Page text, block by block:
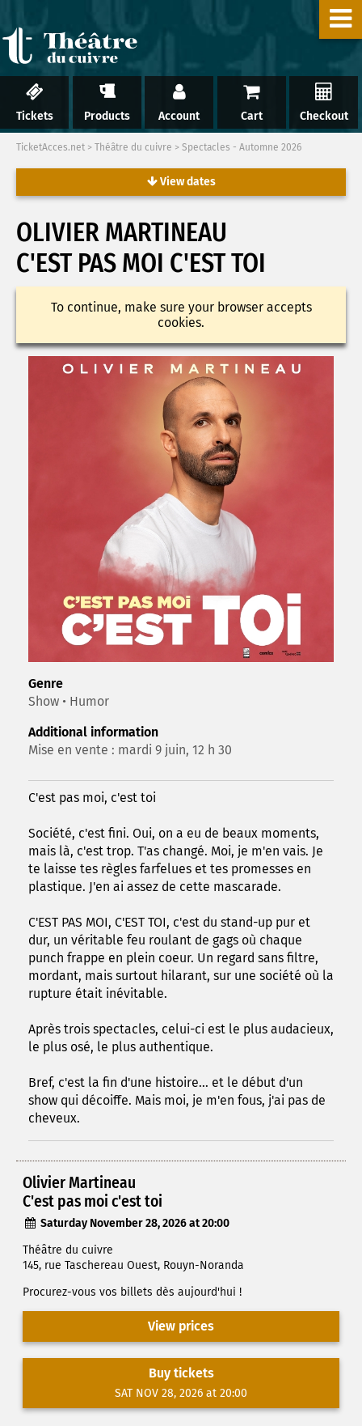
Tickets Products Account Cart Checkout
TicketAcces.net > Théâtre du cuivre > Spectacles - Automne 2026
View dates
OLIVIER MARTINEAU
C'EST PAS MOI C'EST TOI
To continue, make sure your browser accepts
cookies.
Genre
Show • Humor
Additional information
Mise en vente : mardi 9 juin, 12 h 30
C'est pas moi, c'est toi
Société, c'est fini. Oui, on a eu de beaux moments,
mais là, c'est trop. T'as changé. Moi, je m'en vais. Je
te laisse tes règles farfelues et tes promesses en
plastique. J'en ai assez de cette mascarade.
C'EST PAS MOI, C'EST TOI, c'est du stand-up pur et
dur, un véritable feu roulant de gags où chaque
punch frappe en plein coeur. Un regard sans filtre,
mordant, mais surtout hilarant, sur une société où la
rupture était inévitable.
Après trois spectacles, celui-ci est le plus audacieux,
le plus osé, le plus authentique.
Bref, c'est la fin d'une histoire... et le début d'un
show qui décoiffe. Mais moi, je m'en fous, j'ai pas de
cheveux.
Olivier Martineau
C'est pas moi c'est toi
Saturday November 28, 2026 at 20:00
Théâtre du cuivre
145, rue Taschereau Ouest, Rouyn-Noranda
Procurez-vous vos billets dès aujourd'hui !
View prices
Buy tickets
SAT NOV 28, 2026 at 20:00